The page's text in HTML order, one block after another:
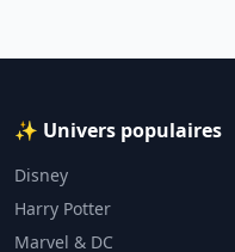
✨ Univers populaires
Disney
Harry Potter
Marvel & DC